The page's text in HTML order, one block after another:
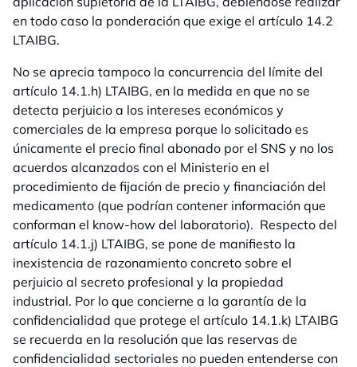
en todo caso la ponderación que exige el artículo 14.2
LTAIBG.
No se aprecia tampoco la concurrencia del límite del
artículo 14.1.h) LTAIBG, en la medida en que no se
detecta perjuicio a los intereses económicos y
comerciales de la empresa porque lo solicitado es
únicamente el precio final abonado por el SNS y no los
acuerdos alcanzados con el Ministerio en el
procedimiento de fijación de precio y financiación del
medicamento (que podrían contener información que
conforman el know-how del laboratorio). Respecto del
artículo 14.1.j) LTAIBG, se pone de manifiesto la
inexistencia de razonamiento concreto sobre el
perjuicio al secreto profesional y la propiedad
industrial. Por lo que concierne a la garantía de la
confidencialidad que protege el artículo 14.1.k) LTAIBG
se recuerda en la resolución que las reservas de
confidencialidad sectoriales no pueden entenderse con